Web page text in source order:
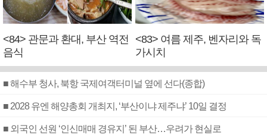
<84> 관문과 환대, 부산 역전
음식
<83> 여름 제주, 벤자리와 독
가시치
■ 해수부 청사, 북항 국제여객터미널 옆에 선다(종합)
■ 2028 유엔 해양총회 개최지, ‘부산이냐 제주냐’ 10일 결정
■ 외국인 선원 ‘인신매매 경유지’ 된 부산…우려가 현실로